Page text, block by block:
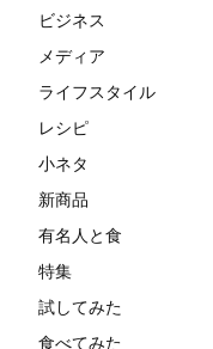
ビジネス
メディア
ライフスタイル
レシピ
小ネタ
新商品
有名人と食
特集
試してみた
食べてみた